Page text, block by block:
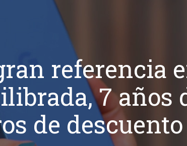
referencia
7 años
de descuento